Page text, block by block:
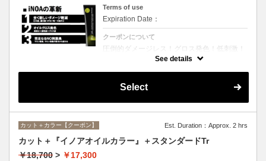
Terms of use
Expiration Date：
クーポンについて
圧倒的ダメージレス！グロス発色！低刺激！
匂いも残らない！全く新しい処方のイノアオ
イルカラーのセットメニュー☆シャンプー、
ブロー込み。※リタッチカラーの場合は
See details
Select
カット＋カラー【クーポン】 Est. Duration：Approx. 2 hrs
カット＋『イノアオイルカラー』＋スタンダードTr
￥18,700 > ￥17,300